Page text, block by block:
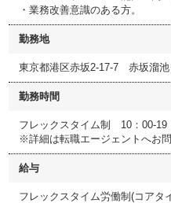
・業務改善意識のある方。
勤務地
東京都港区赤坂2-17-7 赤坂溜池
勤務時間
フレックスタイム制 10：00-19
※詳細は転職エージェントへお問
給与
フレックスタイム労働制(コア